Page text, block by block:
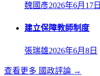
魏國彥2026年6月17日
建立保障教師制度
張瑞雄2026年6月8日
查看更多 國政評論 →